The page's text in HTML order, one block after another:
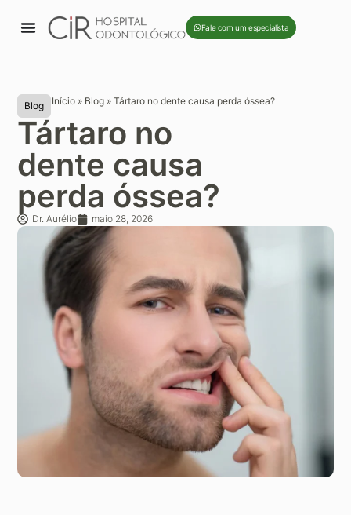
Fale com um especialista
Blog Início » Blog »Tártaro no dente causa perda óssea?
Tártaro no
dente causa
perda óssea?
Dr. Aurélio maio 28, 2026